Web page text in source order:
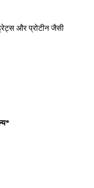
और प्रोटीन जैसी
*